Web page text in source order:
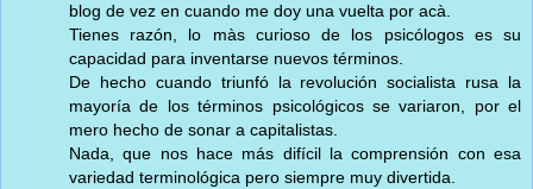
blog de vez en cuando me doy una vuelta por acà.
Tienes razón, lo màs curioso de los psicólogos es su
capacidad para inventarse nuevos términos.
De hecho cuando triunfó la revolución socialista rusa la
mayoría de los términos psicológicos se variaron, por el
mero hecho de sonar a capitalistas.
Nada, que nos hace más difícil la comprensión con esa
variedad terminológica pero siempre muy divertida.